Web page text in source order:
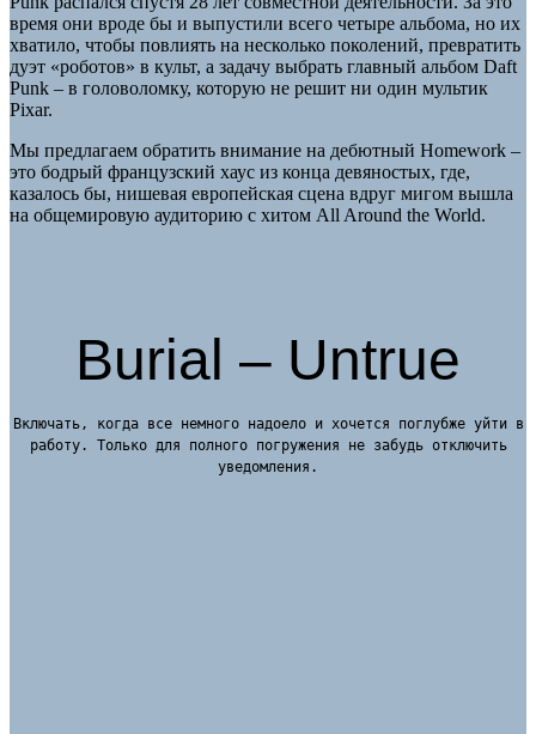
время они вроде бы и выпустили всего четыре альбома, но их
хватило, чтобы повлиять на несколько поколений, превратить
дуэт «роботов» в культ, а задачу выбрать главный альбом Daft
Punk – в головоломку, которую не решит ни один мультик
Pixar.
Мы предлагаем обратить внимание на дебютный Homework –
это бодрый французский хаус из конца девяностых, где,
казалось бы, нишевая европейская сцена вдруг мигом вышла
на общемировую аудиторию с хитом All Around the World.
Burial – Untrue
Включать, когда все немного надоело и хочется поглубже уйти в
работу. Только для полного погружения не забудь отключить
уведомления.